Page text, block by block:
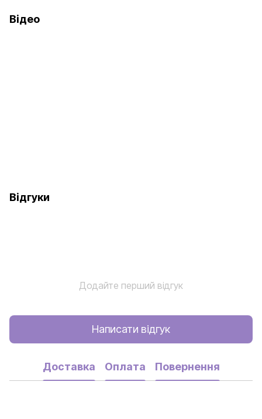
Відео
Відгуки
Додайте перший відгук
Написати відгук
Доставка Оплата Повернення